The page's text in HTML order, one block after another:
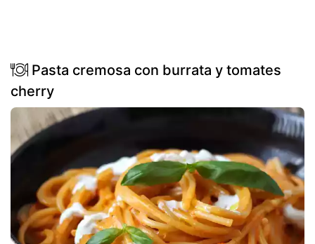
Pasta cremosa con burrata y tomates
cherry